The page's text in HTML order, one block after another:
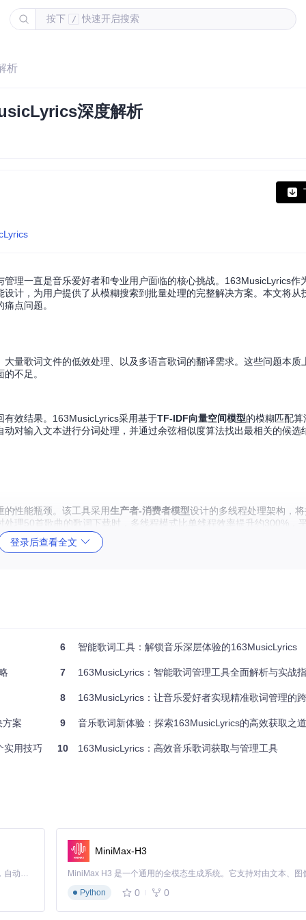
按下 / 快速开启搜索
析
深度解析
理一直是音乐爱好者和专业用户面临的核心挑战。163MusicLyrics作
计，为用户提供了从模糊搜索到批量处理的完整解决方案。本文将从
点问题。
量歌词文件的低效处理、以及多语言歌词的翻译需求。这些问题本质
不足。
效结果。163MusicLyrics采用基于TF-IDF向量空间模型的模糊匹配
对输入文本进行分词处理，并通过余弦相似度算法找出最相关的候选
性能瓶颈。该工具采用生产者-消费者模型设计的多线程处理架构，
理50首歌曲的歌词下载时，多线程模式比单线程效率提升约300%，
技术实现O(1)级别的查询效率
绕过搜索直接获取资源
结果，本地磁盘缓存保存历史查询，有效降低重复请求的响应时间。缓
等主流音频格式
精度
登录后查看全文
案
实用技巧
6 智能歌词工具：解锁音乐深层体验的163MusicLyrics
7 163MusicLyrics：智能歌词管理工具全面解析与实战
8 163MusicLyrics：让音乐爱好者实现精准歌词管理的
9 音乐歌词新体验：探索163MusicLyrics的高效获取之道
10 163MusicLyrics：高效音乐歌词获取与管理工具
Claude Code 的开源替代方案。连接任意大模型，编辑代码，运行命令，自动验证 — 全自动执行。用 Rust 构建，极致性能。 ｜ An open-source alternative to Claude Code. Connect any LLM, edit code, run commands, and verify changes — autonomously. Built in Rust for speed. Get Started
MiniMax-H3
Python 0 0